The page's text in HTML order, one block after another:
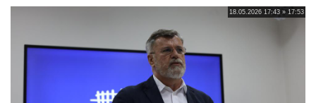
18.05.2026 17:43 » 17:53